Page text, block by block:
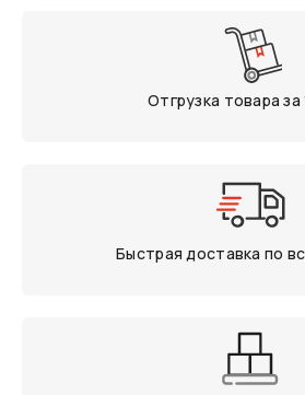
Отгрузка товара за
Быстрая доставка по